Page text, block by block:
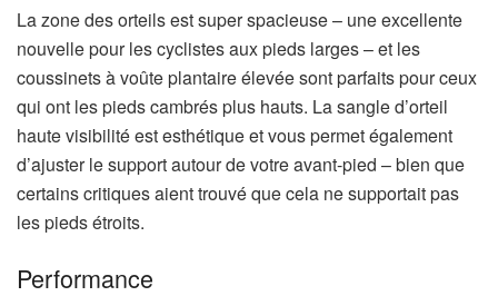
La zone des orteils est super spacieuse – une excellente
nouvelle pour les cyclistes aux pieds larges – et les
coussinets à voûte plantaire élevée sont parfaits pour ceux
qui ont les pieds cambrés plus hauts. La sangle d’orteil
haute visibilité est esthétique et vous permet également
d’ajuster le support autour de votre avant-pied – bien que
certains critiques aient trouvé que cela ne supportait pas
les pieds étroits.
Performance